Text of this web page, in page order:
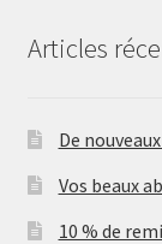
Articles
De
Vos beaux
10 % de